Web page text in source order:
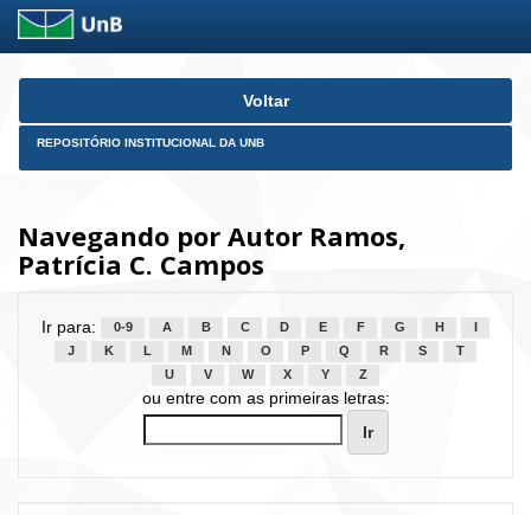
Skip
Voltar
REPOSITÓRIO INSTITUCIONAL DA UNB
Navegando por Autor Ramos,
Patrícia C. Campos
Ir para: 0-9 A B C D E F G H
J
K L M N O P Q R S
T
U
V W X Y Z
ou entre com as primeiras letras: